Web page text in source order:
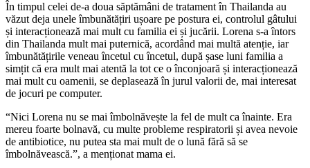
În timpul celei de-a doua săptămâni de tratament în Thailanda au
văzut deja unele îmbunătățiri ușoare pe postura ei, controlul gâtului
și interacționează mai mult cu familia ei și jucării. Lorena s-a întors
din Thailanda mult mai puternică, acordând mai multă atenție, iar
îmbunătățirile veneau încetul cu încetul, după șase luni familia a
simțit că era mult mai atentă la tot ce o înconjoară și interacționează
mai mult cu oamenii, se deplasează în jurul valorii de, mai interesat
de jocuri pe computer.
“Nici Lorena nu se mai îmbolnăvește la fel de mult ca înainte. Era
mereu foarte bolnavă, cu multe probleme respiratorii și avea nevoie
de antibiotice, nu putea sta mai mult de o lună fără să se
îmbolnăvească.”, a menționat mama ei.